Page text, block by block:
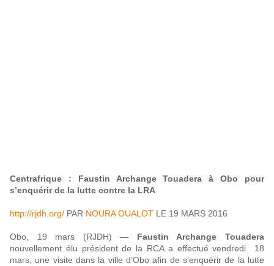
Centrafrique : Faustin Archange Touadera à Obo pour
s’enquérir de la lutte contre la LRA
http://rjdh.org/ PAR NOURA OUALOT LE 19 MARS 2016
Obo, 19 mars (RJDH) — Faustin Archange Touadera
nouvellement élu président de la RCA a effectué vendredi 18
mars, une visite dans la ville d’Obo afin de s’enquérir de la lutte